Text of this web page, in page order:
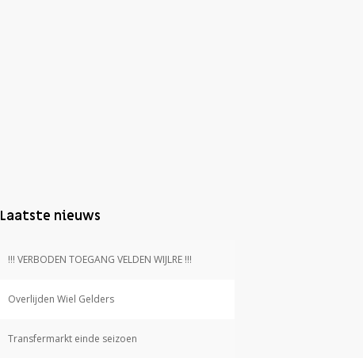
Laatste nieuws
!!! VERBODEN TOEGANG VELDEN WIJLRE !!!
Overlijden Wiel Gelders
Transfermarkt einde seizoen